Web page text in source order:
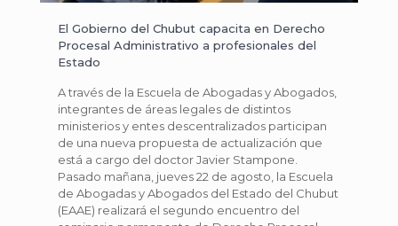
El Gobierno del Chubut capacita en Derecho
Procesal Administrativo a profesionales del
Estado
A través de la Escuela de Abogadas y Abogados,
integrantes de áreas legales de distintos
ministerios y entes descentralizados participan
de una nueva propuesta de actualización que
está a cargo del doctor Javier Stampone.
Pasado mañana, jueves 22 de agosto, la Escuela
de Abogadas y Abogados del Estado del Chubut
(EAAE) realizará el segundo encuentro del